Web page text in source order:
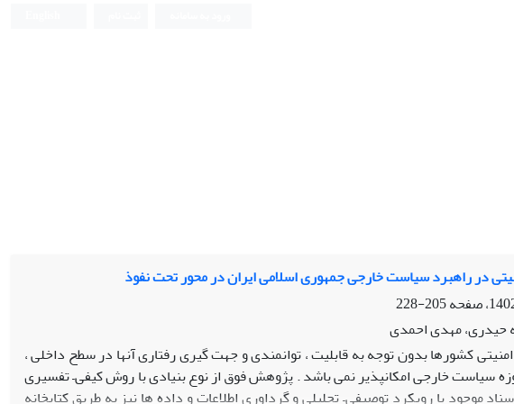
در راهبرد سیاست خارجی جمهوری اسلامی ایران در محور تحت نفوذ
205-228
مهدی احمدی
کشورها بدون توجه به قابلیت ، توانمندی و جهت گیری رفتاری آنها در سطح داخلی ،
سیاست خارجی امکانپذیر نمی باشد . پژوهش فوق از نوع بنیادی با روش کیفی– تفسیری
موجود با رویکرد توصیفی– تحلیلی و گرداوری اطلاعات و داده ها نیز به طریق کتابخانه